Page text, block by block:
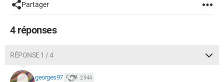
Depuis une mise à jour j'ai maintenant ça.
Partager
4 réponses
RÉPONSE 1 / 4
georges97 2 944